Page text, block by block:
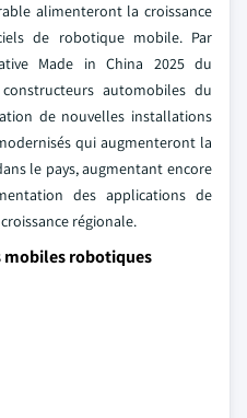
alimenteront la croissance
de robotique mobile. Par
Made in China 2025 du
automobiles du
de nouvelles installations
qui augmenteront la
le pays, augmentant encore
des applications de
régionale.
mobiles robotiques